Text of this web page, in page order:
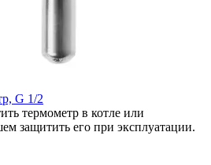
G 1/2
термометр в котле или
защитить его при эксплуатации.